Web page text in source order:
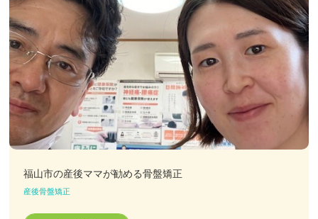
福山市の産後ママが勧める骨盤矯正
産後骨盤矯正